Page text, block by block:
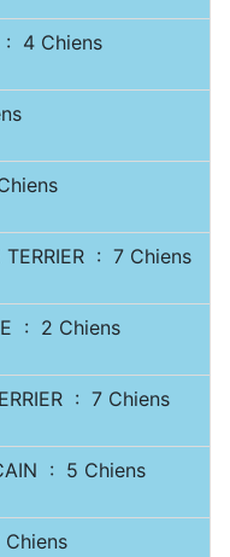
: 4 Chiens
TERRIER : 7 Chiens
: 2 Chiens
: 7 Chiens
: 5 Chiens
Chiens